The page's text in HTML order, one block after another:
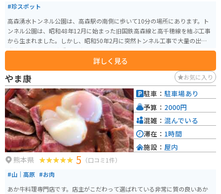
#珍スポット
高森湧水トンネル公園は、高森駅の南側に歩いて10分の場所にあります。ト
ンネル公園は、昭和48年12月に始まった旧国鉄高森線と高千穂線を結ぶ工事
から生まれました。しかし、昭和50年2月に突然トンネル工事で大量の出水が
発生し、その後も度重なる出水事故が起こり、工事は中断となりました。そ
の結果、今は高森町の貴重な水源地となっています。トンネルの長さは2,055
メートルで、毎分32トンの湧水量があります。 トンネル内には、歩道が整備
されており、掘り残された岩盤から流れる水源や、不思議な動きをする仕掛
け噴水「ウォーターパール」も見られます。また、季節によっては「七夕ま
つり」や「クリスマスファンタジー」など、美しく幻想的な空間を楽しめま
す。トンネル上部には、このトンネルに関する詳細な説明をする「湧水館」
も併設されています。 熊本県阿蘇はとても暑いのですが、ここのトンネル内
は外の外気温が35度以上でも、寒いくらいに涼しいです。
詳しく見る
やま康 お気に入り
熊本県 5 （口コミ1件）
#山｜高原 #お肉
あか牛料理専門店です。店主がこだわって選ばれている非常に質の良いあか
駐車： 駐車場あり
予算： 2000円
混雑： 混んでいる
滞在： 1時間
施設： 屋内